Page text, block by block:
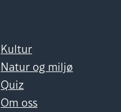
Kultur
Natur og miljø
Quiz
Om oss